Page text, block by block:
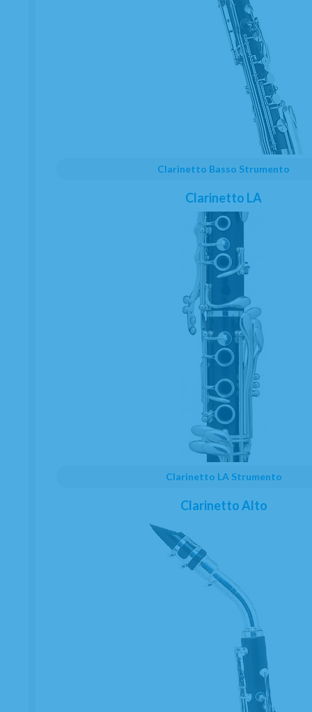
Clarinetto Basso Strumento
Clarinetto LA
Clarinetto LA Strumento
Clarinetto Alto
Juego Zapatillas Saxo Soprano Selmer Jubile
122,68
22.00%IVA inclusa